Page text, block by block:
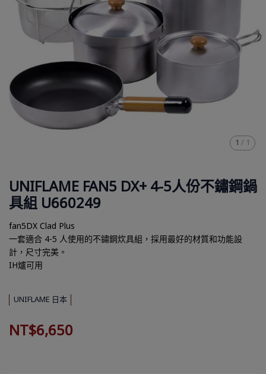
1 / 1
UNIFLAME FAN5 DX+ 4-5人份不鏽鋼鍋
具組 U660249
fan5DX Clad Plus
一套適合 4-5 人使用的不鏽鋼炊具組，採用最好的材質和功能設
計，尺寸完美。
IH爐可用
UNIFLAME 日本
NT$6,650